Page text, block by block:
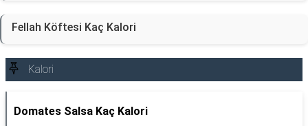
Fellah Köftesi Kaç Kalori
Kalori
Domates Salsa Kaç Kalori